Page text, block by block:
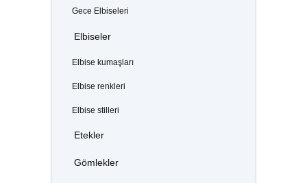
Gece Elbiseleri
Elbiseler
Elbise kumaşları
Elbise renkleri
Elbise stilleri
Etekler
Gömlekler